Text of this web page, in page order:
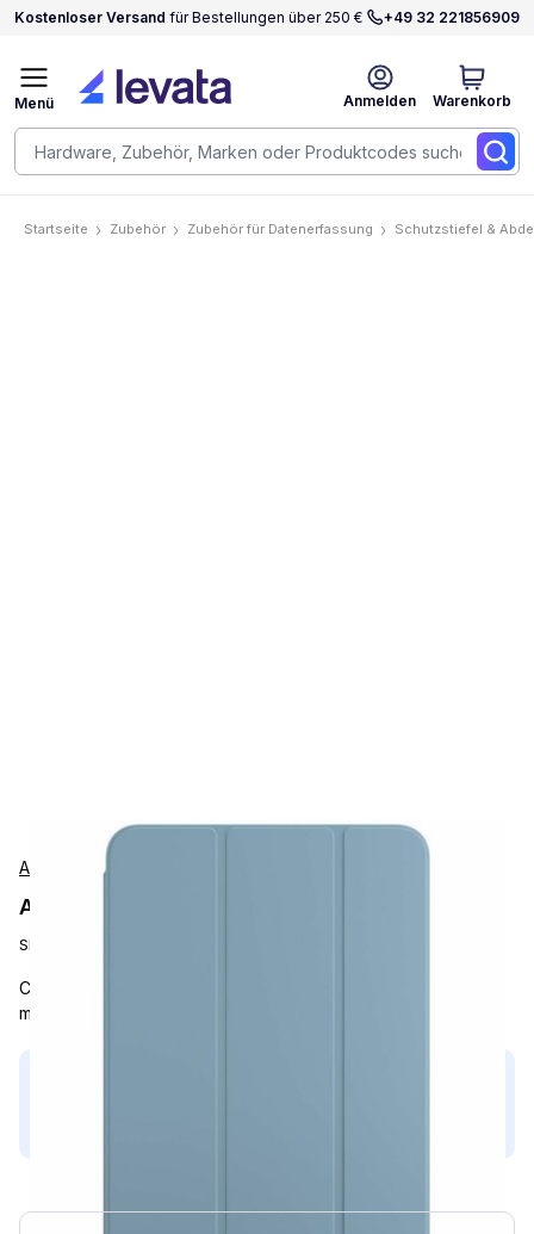
Kostenloser Versand für Bestellungen über 250 € +49 32 221856909
Anmelden Warenkorb
Menü
Startseite Zubehör Zubehör für Datenerfassung Schutzstiefel &
Apple
Apple MC2U4ZMA Protection
SKU:
Carrying and Protective Accessories, Apple, Smart Folio, iPad
mini, Denim